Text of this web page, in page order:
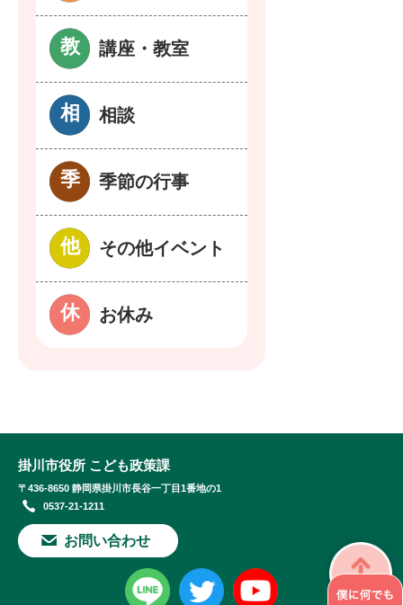
講座・教室
相談
季節の行事
その他イベント
お休み
掛川市役所 こども政策課
〒436-8650 静岡県掛川市長谷一丁目1番地の1
0537-21-1211
お問い合わせ